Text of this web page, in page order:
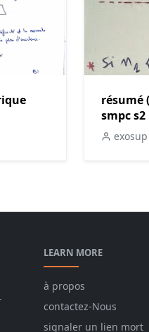
résumé
smpc s2
exosup
LEARN MORE
à propos
contactez-Nous
signaler un lien mort